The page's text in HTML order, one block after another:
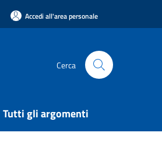
Accedi all'area personale
Cerca
Tutti gli argomenti